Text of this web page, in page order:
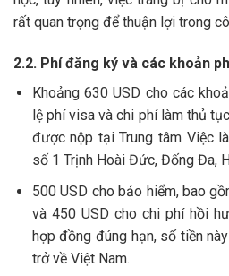
rất quan trọng để thuận lợi trong
2.2. Phí đăng ký và các khoản
Khoảng 630 USD cho các
lệ phí visa và chi phí làm thủ
được nộp tại Trung tâm Việc
số 1 Trịnh Hoài Đức, Đống Đa,
500 USD cho bảo hiểm, bao
và 450 USD cho chi phí hồi
hợp đồng đúng hạn, số tiền
trở về Việt Nam.